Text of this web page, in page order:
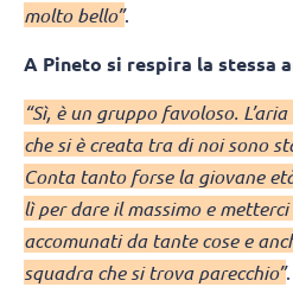
molto bello”.
A Pineto si respira la stessa
“Sì, è un gruppo favoloso.
che si è creata tra di noi sono
Conta tanto forse la giovane
lì per dare il massimo e
accomunati da tante cose e
squadra che si trova parecchio”.